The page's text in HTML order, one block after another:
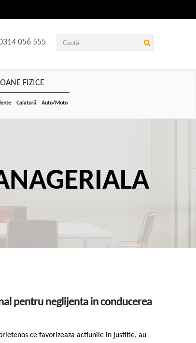
056 555
FIZICE
Calatorii Auto/Moto
pentru neglijenta in conducerea
ce favorizeaza actiunile in justitie, au